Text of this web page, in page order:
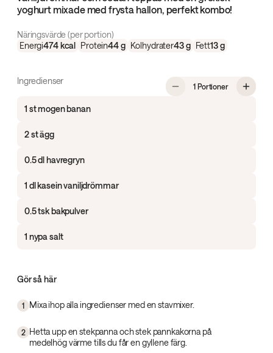
yoghurt mixade med frysta hallon, perfekt kombo!
Näringsvärde (per portion)
Energi474kcal Protein44g Kolhydrater43g Fett13g
Ingredienser
1 Portioner, Proteinrika
1 st mogen banan
2 st ägg
0.5 dl havregryn
1 dl kasein vaniljdrömmar
0.5 tsk bakpulver
1 nypa salt
Gör så här
1 Mixa ihop alla ingredienser med en stavmixer.
2 Hetta upp en stekpanna och stek pannkakorna på
medelhög värme tills du får en gyllene färg.